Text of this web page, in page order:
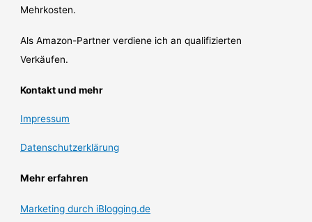
Mehrkosten.
Als Amazon-Partner verdiene ich an qualifizierten
Verkäufen.
Kontakt und mehr
Impressum
Datenschutzerklärung
Mehr erfahren
Marketing durch iBlogging.de